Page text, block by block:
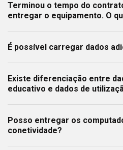
Terminou o tempo do
entregar o equipamento. O
É possível carregar dados
Existe diferenciação entre
educativo e dados de
Posso entregar os
conetividade?